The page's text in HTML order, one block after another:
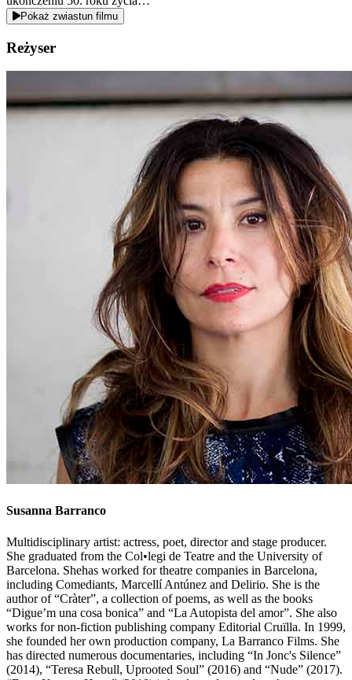
Pokaż zwiastun filmu
Reżyser
Susanna Barranco
Multidisciplinary artist: actress, poet, director and stage producer.
She graduated from the Col•legi de Teatre and the University of
Barcelona. Shehas worked for theatre companies in Barcelona,
including Comediants, Marcellí Antúnez and Delirio. She is the
author of “Cràter”, a collection of poems, as well as the books
“Digue’m una cosa bonica” and “La Autopista del amor”. She also
works for non-fiction publishing company Editorial Cruïlla. In 1999,
she founded her own production company, La Barranco Films. She
has directed numerous documentaries, including “In Jonc's Silence”
(2014), “Teresa Rebull, Uprooted Soul” (2016) and “Nude” (2017).